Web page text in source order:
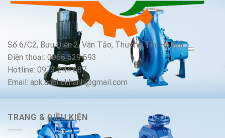
Số 6/C2, Bưu Điện 2, Vân Tảo, Thường Tín, Hà Nội
Điện thoại: 0966 629 693
Hotline: 0973 244 687
Email: apk.anphukhanh@gmail.com
TRANG & ĐIỀU KIỆN